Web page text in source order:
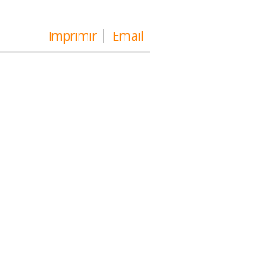
Imprimir Email